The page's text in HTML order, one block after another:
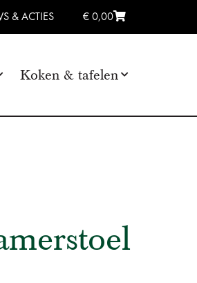
& ACTIES € 0,00
Koken & tafelen